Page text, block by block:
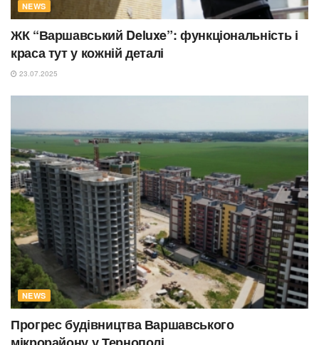
NEWS
ЖК “Варшавський Deluxe”: функціональність і
краса тут у кожній деталі
23.07.2025
NEWS
Прогрес будівництва Варшавського